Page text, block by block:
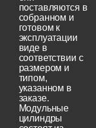
поставляются в
собранном и
готовом к
эксплуатации
виде в
соответствии с
размером и
типом,
указанном в
заказе.
Модульные
цилиндры